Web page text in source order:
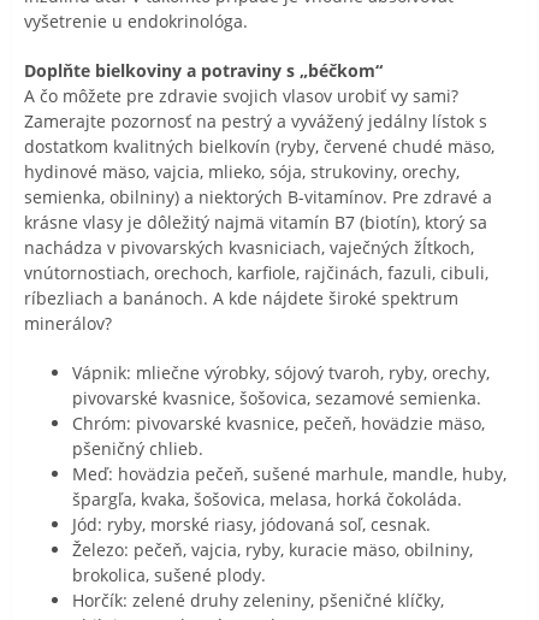
vyšetrenie u endokrinológa.
Doplňte bielkoviny a potraviny s „béčkom“
A čo môžete pre zdravie svojich vlasov urobiť vy sami?
Zamerajte pozornosť na pestrý a vyvážený jedálny lístok s
dostatkom kvalitných bielkovín (ryby, červené chudé mäso,
hydinové mäso, vajcia, mlieko, sója, strukoviny, orechy,
semienka, obilniny) a niektorých B-vitamínov. Pre zdravé a
krásne vlasy je dôležitý najmä vitamín B7 (biotín), ktorý sa
nachádza v pivovarských kvasniciach, vaječných žĺtkoch,
vnútornostiach, orechoch, karfiole, rajčinách, fazuli, cibuli,
ríbezliach a banánoch. A kde nájdete široké spektrum
minerálov?
Vápnik: mliečne výrobky, sójový tvaroh, ryby, orechy,
pivovarské kvasnice, šošovica, sezamové semienka.
Chróm: pivovarské kvasnice, pečeň, hovädzie mäso,
pšeničný chlieb.
Meď: hovädzia pečeň, sušené marhule, mandle, huby,
špargľa, kvaka, šošovica, melasa, horká čokoláda.
Jód: ryby, morské riasy, jódovaná soľ, cesnak.
Železo: pečeň, vajcia, ryby, kuracie mäso, obilniny,
brokolica, sušené plody.
Horčík: zelené druhy zeleniny, pšeničné klíčky,